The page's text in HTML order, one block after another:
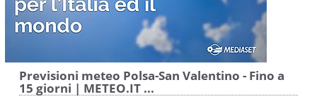
Previsioni meteo Polsa-San Valentino - Fino a
15 giorni | METEO.IT ...